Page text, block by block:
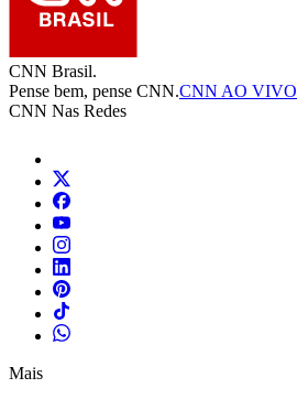
CNN Brasil.
Pense bem, pense CNN.CNN AO VIVO
CNN Nas Redes
Mais